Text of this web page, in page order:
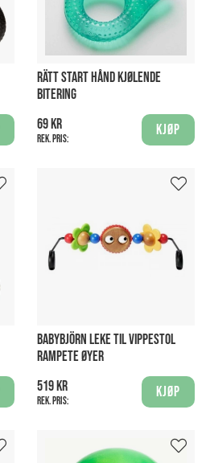
RÄTT START HÅND KJØLENDE
BITERING
69 kr
Rek. pris:
Kjøp
BABYBJÖRN LEKE TIL VIPPESTOL
RAMPETE ØYER
519 kr
Rek. pris:
Kjøp